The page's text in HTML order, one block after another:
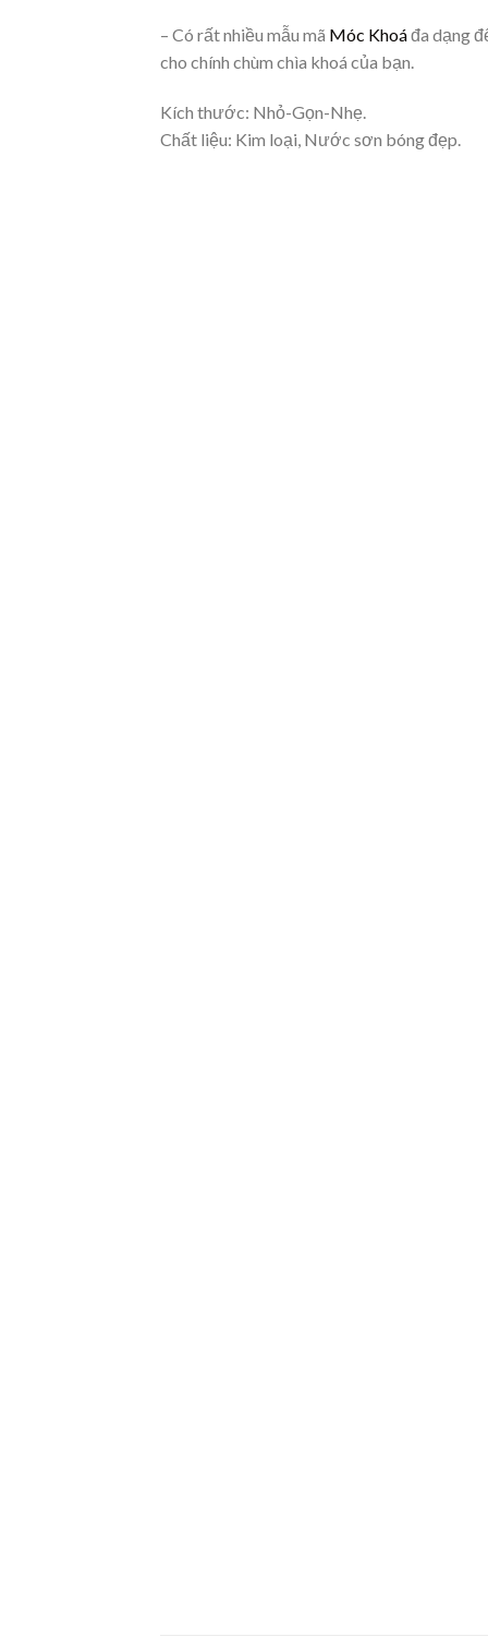
– Có rất nhiều mẫu mã Móc Khoáđa dạng
cho chính chùm chìa khoá của bạn.
Kích thước: Nhỏ-Gọn-Nhẹ.
Chất liệu: Kim loại, Nước sơn bóng đẹp.